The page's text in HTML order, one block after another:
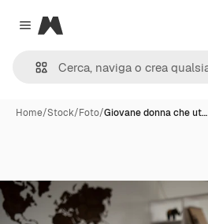
Close menu
Magnific
Home/Stock/Foto/Giovane donna che ut…